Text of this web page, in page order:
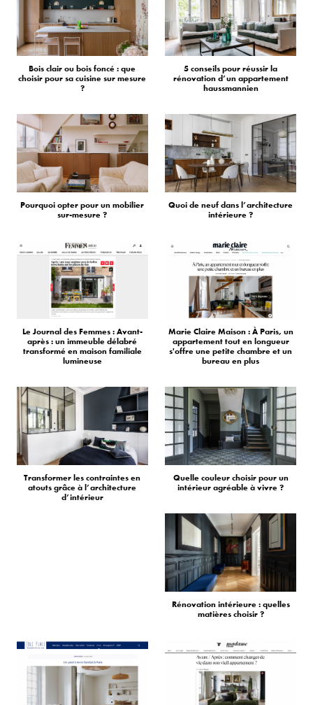
Bois clair ou bois foncé : que
choisir pour sa cuisine sur mesure
?
5 conseils pour réussir la
rénovation d’un appartement
haussmannien
Pourquoi opter pour un mobilier
sur-mesure ?
Quoi de neuf dans l’architecture
intérieure ?
Le Journal des Femmes : Avant-
après : un immeuble délabré
transformé en maison familiale
lumineuse
Marie Claire Maison : À Paris, un
appartement tout en longueur
s'offre une petite chambre et un
bureau en plus
Transformer les contraintes en
atouts grâce à l’architecture
d’intérieur
Quelle couleur choisir pour un
intérieur agréable à vivre ?
Rénovation intérieure : quelles
matières choisir ?